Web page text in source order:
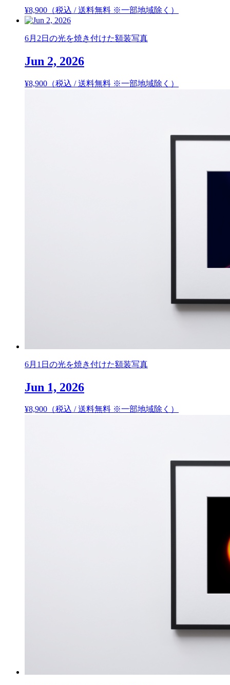
¥8,900 （税込 / 送料無料 ※一部地域除く）
6月2日の光を焼き付けた額装写真
Jun 2, 2026
¥8,900 （税込 / 送料無料 ※一部地域除く）
6月1日の光を焼き付けた額装写真
Jun 1, 2026
¥8,900 （税込 / 送料無料 ※一部地域除く）